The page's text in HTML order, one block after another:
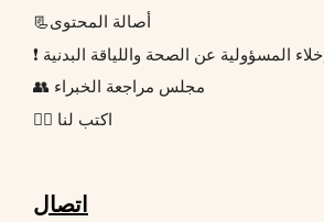
📃أصالة المحتوى
❗ إخلاء المسؤولية عن الصحة واللياقة البدنية
👥 مجلس مراجعة الخبراء
✍🏻 اكتب لنا
اتصال